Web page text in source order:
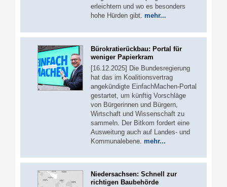
erleichtern und wo es besonders
hohe Hürden gibt. mehr...
Bürokratierückbau: Portal für
weniger Papierkram
[16.12.2025] Die Bundesregierung
hat das im Koalitionsvertrag
angekündigte EinfachMachen-Portal
gestartet, um künftig Vorschläge
von Bürgerinnen und Bürgern,
Wirtschaft und Wissenschaft zu
sammeln. Der Bitkom fordert eine
Ausweitung auch auf Landes- und
Kommunalebene. mehr...
Niedersachsen: Schnell zur
richtigen Baubehörde